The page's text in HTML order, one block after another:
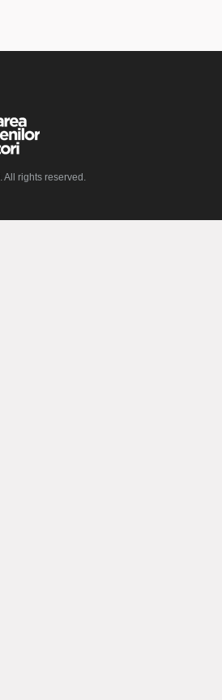
. All rights reserved.